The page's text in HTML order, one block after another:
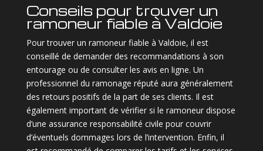
Conseils pour trouver un
ramoneur fiable à Valdoie
Pour trouver un ramoneur fiable à Valdoie, il est
conseillé de demander des recommandations à son
entourage ou de consulter les avis en ligne. Un
professionnel du ramonage réputé aura généralement
des retours positifs de la part de ses clients. Il est
également important de vérifier si le ramoneur dispose
d’une assurance responsabilité civile pour couvrir
d’éventuels dommages lors de l’intervention. Enfin, il